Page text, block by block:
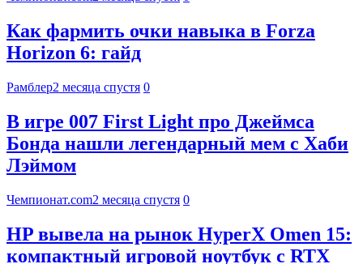
Как фармить очки навыка в Forza
Horizon 6: гайд
Рамблер2 месяца спустя 0
В игре 007 First Light про Джеймса
Бонда нашли легендарный мем с Хаби
Лэймом
Чемпионат.com2 месяца спустя 0
HP вывела на рынок HyperX Omen 15:
компактный игровой ноутбук с RTX